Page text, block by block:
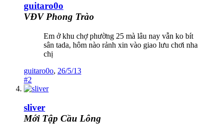
guitaro0o
VĐV Phong Trào
Em ở khu chợ phường 25 mà lâu nay vẫn ko bít
sân tada, hôm nào rảnh xin vào giao lưu chơi nha
chị
guitaro0o, 26/5/13
#2
sliver
Mới Tập Cầu Lông